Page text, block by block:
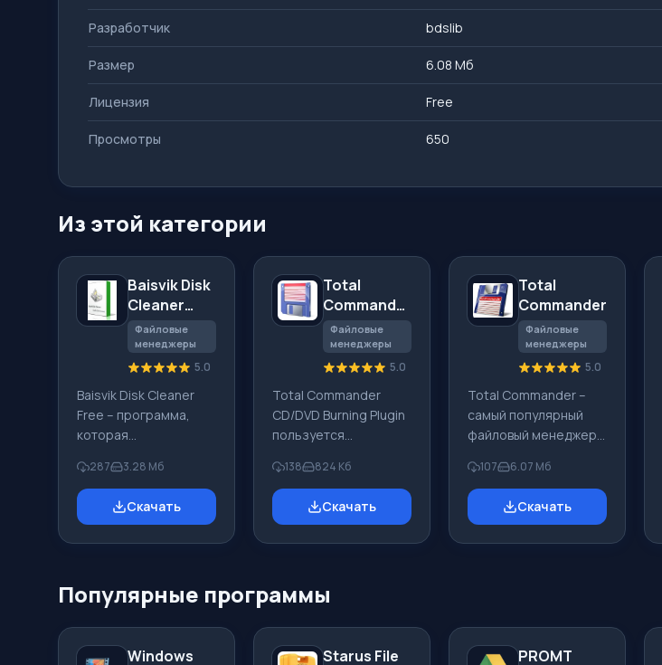
Разработчик bdslib
Размер 6.08 Mб
Лицензия Free
Просмотры 650
Из этой категории
Baisvik Disk
Cleaner
Free
Файловые
менеджеры
5.0
Baisvik Disk Cleaner
Free – программа,
которая
свободном доступе,
для удаления
ненужных файлов с
Благодаря такому
приложению вы
значительно
повысите
287 3.28 Mб
Скачать
Total
Commander
CD/DVD
Burning
Plugin
Файловые
менеджеры
5.0
Total Commander
CD/DVD Burning Plugin
пользуется
пользователей,
которые часто
записывают CD и DVD
записи из Total
Отличительными
особенностями
138 824 Kб
Скачать
Total
Commander
Файловые
менеджеры
5.0
Total Commander –
самый популярный
файловый менеджер,
высокой мощностью и
стабильностью
работы. Адресована
пользовательский
интерфейс.
107 6.07 Mб
Скачать
Популярные программы
Windows Starus File PROMT